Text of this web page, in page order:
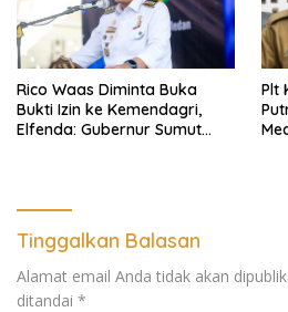
Rico Waas Diminta Buka
Bukti Izin ke Kemendagri,
Elfenda: Gubernur Sumut
Plt
Tinggalkan Balasan
Alamat email Anda tidak akan
ditandai *